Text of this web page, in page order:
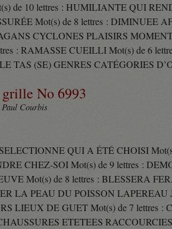
de 10 lettres : HUMILIANTE QUI
Mot(s) de 8 lettres : DIMINUEE
CYCLONES PLAISIRS
: RAMASSE CUEILLI Mot(s) de 6
TAS (SE) GENRES CATÉGORIES
No 6993
Courbis
QUI A ÉTÉ CHOISI
CHEZ-SOI Mot(s) de 9 lettres :
Mot(s) de 8 lettres : BLESSERA
LA PEAU DU POISSON LAPEREAU
LIEUX DE GUET Mot(s) de 7 lettres :
ETETEES